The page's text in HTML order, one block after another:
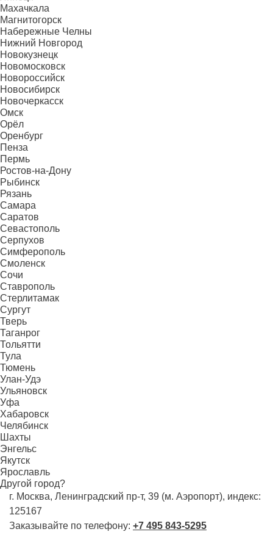
Махачкала
Магнитогорск
Набережные Челны
Нижний Новгород
Новокузнецк
Новомосковск
Новороссийск
Новосибирск
Новочеркасск
Омск
Орёл
Оренбург
Пенза
Пермь
Ростов-на-Дону
Рыбинск
Рязань
Самара
Саратов
Севастополь
Серпухов
Симферополь
Смоленск
Сочи
Ставрополь
Стерлитамак
Сургут
Тверь
Таганрог
Тольятти
Тула
Тюмень
Улан-Удэ
Ульяновск
Уфа
Хабаровск
Челябинск
Шахты
Энгельс
Якутск
Ярославль
Другой город?
г. Москва, Ленинградский пр-т, 39 (м. Аэропорт), индекс:
125167
Заказывайте по телефону: +7 495 843-5295